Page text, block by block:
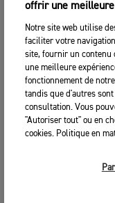
offrir une
Notre site web utilise
faciliter votre
site, fournir un contenu
une meilleure
fonctionnement de
tandis que d'autres
consultation. Vous
"Autoriser tout" ou en
cookies. Politique en